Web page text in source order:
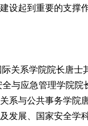
设起到重要的支撑作
关系学院院长唐士
与应急管理学院院
系与公共事务学院
发展、国家安全学